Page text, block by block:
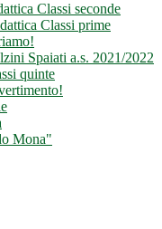
Classi seconde
Classi prime
Spaiati a.s. 2021/2022
quinte
Mona"